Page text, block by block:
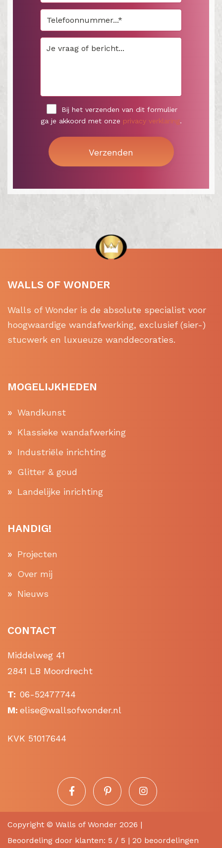
Bij het verzenden van dit formulier
ga je akkoord met onze privacy verklaring.
WALLS OF WONDER
Walls of Wonder is de absolute specialist voor
hoogwaardige wandafwerking, exclusief (sier-)
stucwerk en luxueuze wanddecoraties.
MOGELIJKHEDEN
Wandkunst
Klassieke wandafwerking
Industriële inrichting
Glitter & goud
Landelijke inrichting
HANDIG!
Projecten
Over mij
Nieuws
CONTACT
Middelweg 41
2841 LB Moordrecht
T: 06-52477744
M: elise@wallsofwonder.nl
KVK 51017644
Copyright © Walls of Wonder 2026 |
Beoordeling door klanten: 5 / 5 | 20 beoordelingen